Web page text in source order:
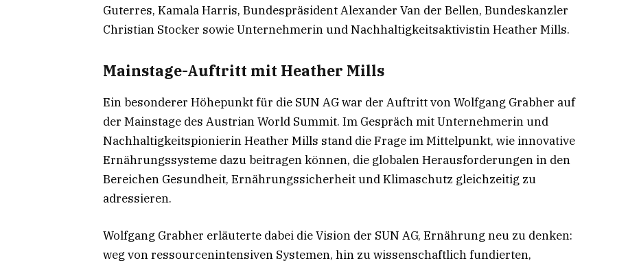
Guterres, Kamala Harris, Bundespräsident Alexander Van der Bellen, Bundeskanzler
Christian Stocker sowie Unternehmerin und Nachhaltigkeitsaktivistin Heather Mills.
Mainstage-Auftritt mit Heather Mills
Ein besonderer Höhepunkt für die SUN AG war der Auftritt von Wolfgang Grabher auf
der Mainstage des Austrian World Summit. Im Gespräch mit Unternehmerin und
Nachhaltigkeitspionierin Heather Mills stand die Frage im Mittelpunkt, wie innovative
Ernährungssysteme dazu beitragen können, die globalen Herausforderungen in den
Bereichen Gesundheit, Ernährungssicherheit und Klimaschutz gleichzeitig zu
adressieren.
Wolfgang Grabher erläuterte dabei die Vision der SUN AG, Ernährung neu zu denken:
weg von ressourcenintensiven Systemen, hin zu wissenschaftlich fundierten,